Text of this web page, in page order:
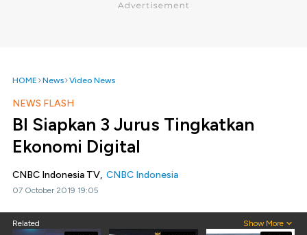
HOME News Video News
NEWS FLASH
BI Siapkan 3 Jurus Tingkatkan
Ekonomi Digital
CNBC Indonesia TV, CNBC Indonesia
07 October 2019 19:05
Related Show More